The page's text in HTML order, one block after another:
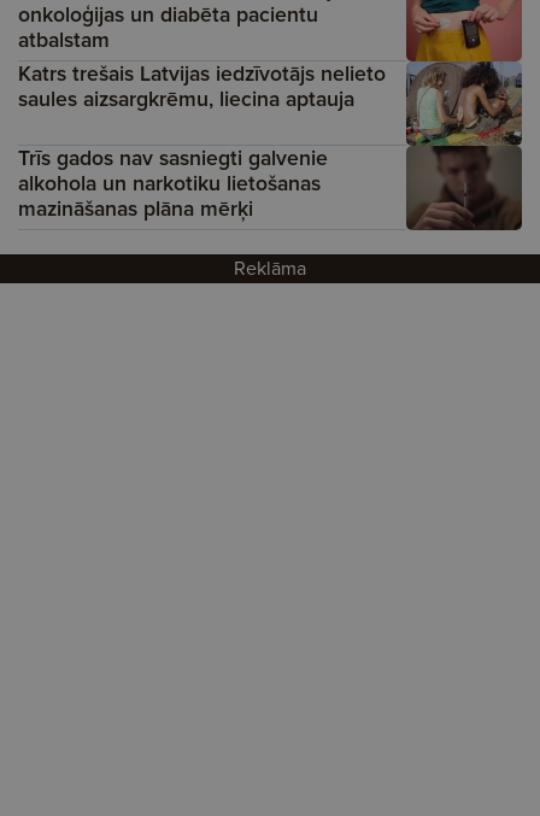
onkoloģijas un diabēta pacientu
atbalstam
Katrs trešais Latvijas iedzīvotājs nelieto
saules aizsargkrēmu, liecina aptauja
Trīs gados nav sasniegti galvenie
alkohola un narkotiku lietošanas
mazināšanas plāna mērķi
Reklāma